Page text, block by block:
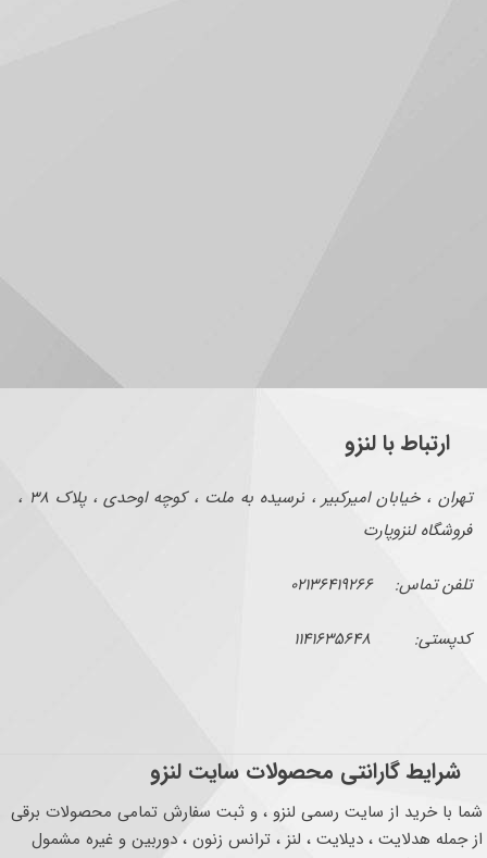
ارتباط با لنزو
تهران ، خیابان امیرکبیر ، نرسیده به ملت ، کوچه اوحدی ، پلاک ۳۸ ،
فروشگاه لنزوپارت
تلفن تماس: ۰۲۱۳۶۴۱۹۲۶۶
کدپستی: ۱۱۴۱۶۳۵۶۴۸
شرایط گارانتی محصولات سایت لنزو
شما با خرید از سایت رسمی لنزو ، و ثبت سفارش تمامی محصولات برقی
از جمله هدلایت ، دیلایت ، لنز ، ترانس زنون ، دوربین و غیره مشمول